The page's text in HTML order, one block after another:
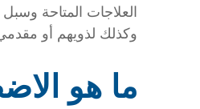
العلاجات المتاحة
وكذلك لذويهم أو
ما هو